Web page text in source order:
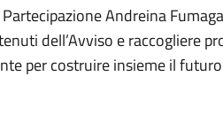
Andreina
dell’Avviso e raccogliere
per costruire insieme il